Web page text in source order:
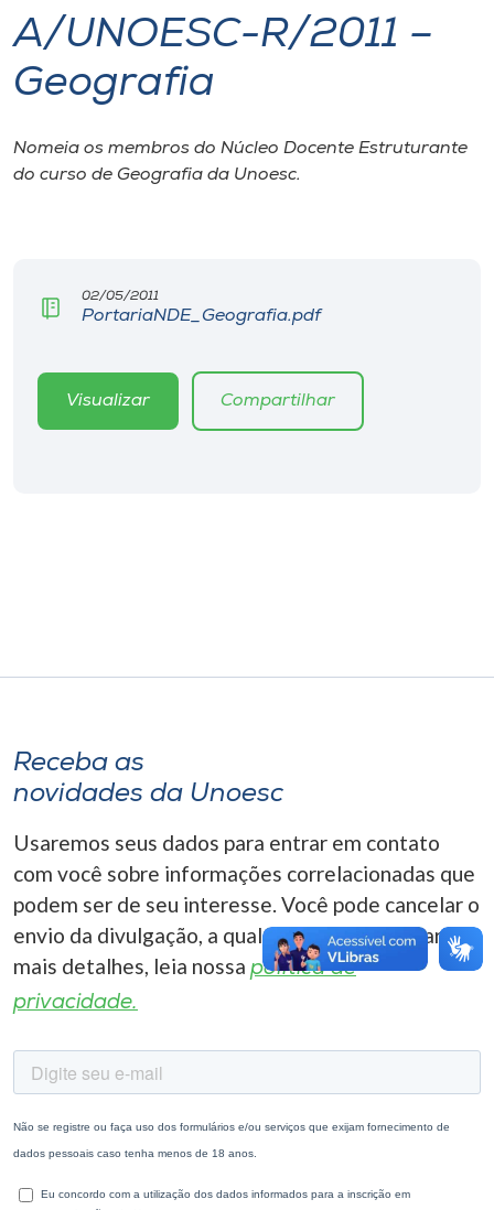
I.nova
Cultura
Biblioteca
Editora
A-
A/UNOESC-R/2011 –
Geografia
Nomeia os membros do Núcleo Docente Estruturante
do curso de Geografia da Unoesc.
02/05/2011
PortariaNDE_Geografia.pdf
Visualizar Compartilhar
Receba as
novidades da Unoesc
Usaremos seus dados para entrar em contato
com você sobre informações correlacionadas que
podem ser de seu interesse. Você pode cancelar o
envio da divulgação, a qualquer momento. Para
mais detalhes, leia nossa política de
privacidade.